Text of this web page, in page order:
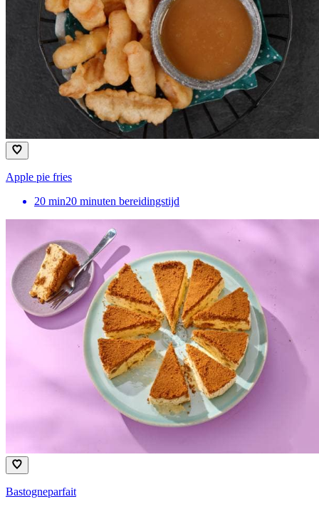
Apple pie fries
20 min20 minuten bereidingstijd
Bastogneparfait